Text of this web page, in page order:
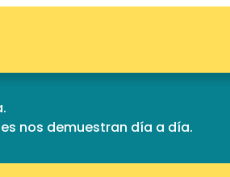
nos demuestran día a día.